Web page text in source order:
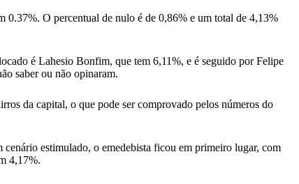
O percentual de nulo é de 0,86% e um total de 4,13%
é Lahesio Bonfim, que tem 6,11%, e é seguido por Felipe
saber ou não opinaram.
da capital, o que pode ser comprovado pelos números do
estimulado, o emedebista ficou em primeiro lugar, com
4,17%.